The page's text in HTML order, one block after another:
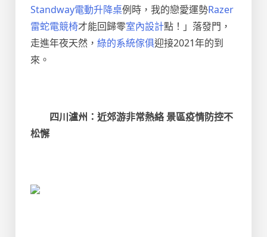
Standway電動升降桌例時，我的戀愛運勢Razer
雷蛇電競椅才能回歸零室內設計點！」落發門，
走進年夜天然， 綠的系統傢俱迎接2021年的到
來。
四川瀘州：近郊游非常熱絡 景區疫情防控不
松懈